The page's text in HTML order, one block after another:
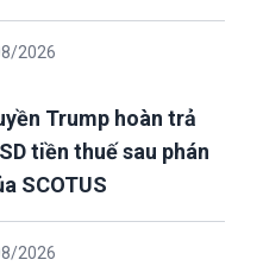
2026
Trump hoàn trả
tiền thuế sau phán
SCOTUS
2026